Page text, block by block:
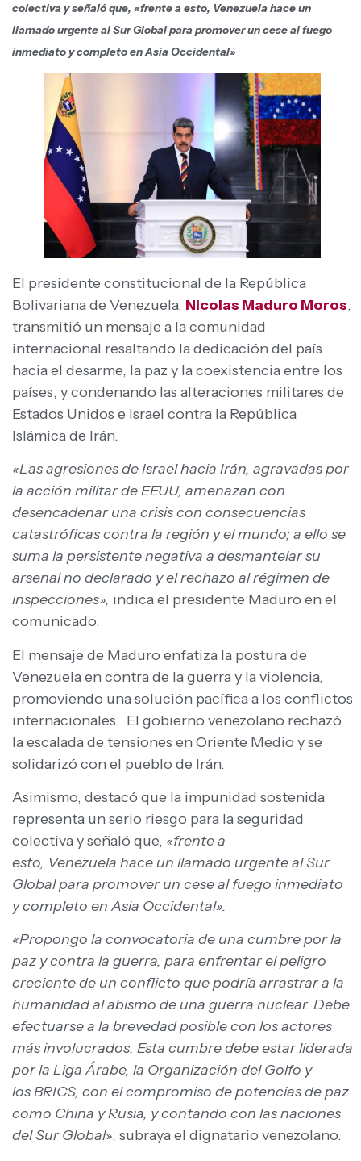
colectiva y señaló que, «frente a esto, Venezuela hace un
llamado urgente al Sur Global para promover un cese al fuego
inmediato y completo en Asia Occidental»
El presidente constitucional de la República
Bolivariana de Venezuela, Nicolas Maduro Moros,
transmitió un mensaje a la comunidad
internacional resaltando la dedicación del país
hacia el desarme, la paz y la coexistencia entre los
países, y condenando las alteraciones militares de
Estados Unidos e Israel contra la República
Islámica de Irán.
«Las agresiones de Israel hacia Irán, agravadas por
la acción militar de EEUU, amenazan con
desencadenar una crisis con consecuencias
catastróficas contra la región y el mundo; a ello se
suma la persistente negativa a desmantelar su
arsenal no declarado y el rechazo al régimen de
inspecciones», indica el presidente Maduro en el
comunicado.
El mensaje de Maduro enfatiza la postura de
Venezuela en contra de la guerra y la violencia,
promoviendo una solución pacífica a los conflictos
internacionales. El gobierno venezolano rechazó
la escalada de tensiones en Oriente Medio y se
solidarizó con el pueblo de Irán.
Asimismo, destacó que la impunidad sostenida
representa un serio riesgo para la seguridad
colectiva y señaló que, «frente a
esto, Venezuela hace un llamado urgente al Sur
Global para promover un cese al fuego inmediato
y completo en Asia Occidental».
«Propongo la convocatoria de una cumbre por la
paz y contra la guerra, para enfrentar el peligro
creciente de un conflicto que podría arrastrar a la
humanidad al abismo de una guerra nuclear. Debe
efectuarse a la brevedad posible con los actores
más involucrados. Esta cumbre debe estar liderada
por la Liga Árabe, la Organización del Golfo y
los BRICS, con el compromiso de potencias de paz
como China y Rusia, y contando con las naciones
del Sur Global», subraya el dignatario venezolano.